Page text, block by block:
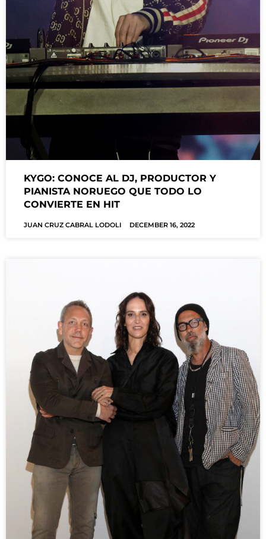
KYGO: CONOCE AL DJ, PRODUCTOR Y
PIANISTA NORUEGO QUE TODO LO
CONVIERTE EN HIT
JUAN CRUZ CABRAL LODOLI DECEMBER 16, 2022